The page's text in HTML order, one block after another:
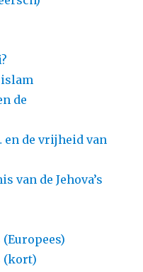
islam
de
en de vrijheid van
van de Jehova’s
(kort)